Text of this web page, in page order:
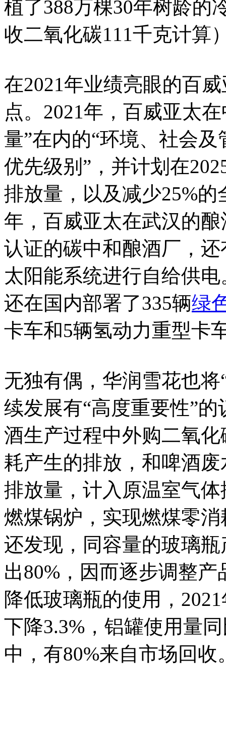
植了388万棵30年树龄的
收二氧化碳111千克计算
在2021年业绩亮眼的百
点。2021年，百威亚太
量”在内的“环境、社会
优先级别”，并计划在
排放量，以及减少25%
年，百威亚太在武汉的
认证的碳中和酿酒厂，
太阳能系统进行自给供
还在国内部署了335辆绿
卡车和5辆氢动力重型卡
无独有偶，华润雪花也
续发展有“高度重要性”
酒生产过程中外购二氧
耗产生的排放，和啤酒
排放量，计入原温室气
燃煤锅炉，实现燃煤零
还发现，同容量的玻璃瓶
出80%，因而逐步调整
降低玻璃瓶的使用，
下降3.3%，铝罐使用量
中，有80%来自市场回收